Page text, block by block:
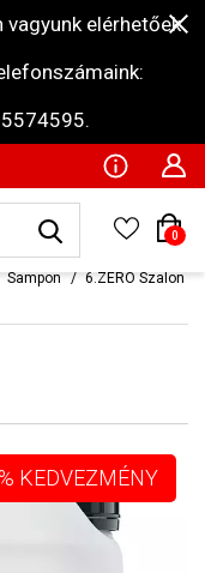
elérhetőek
0
Sampon
6.ZERO Szalon
KEDVEZMÉNY